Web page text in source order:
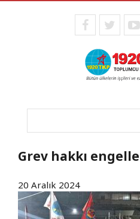
facebook
Ara
Grev hakkı
20 Aralık 2024